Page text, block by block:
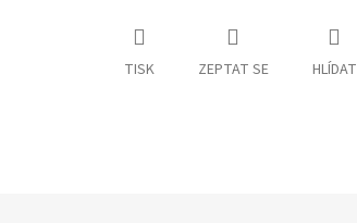
TISK ZEPTAT SE HLÍDAT